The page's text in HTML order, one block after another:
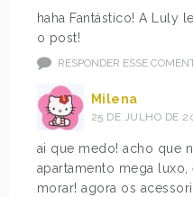
haha Fantástico! A Luly
o post!
RESPONDER ESSE
Milena
25 DE JULHO DE
ai que medo! acho que
apartamento mega
morar! agora os